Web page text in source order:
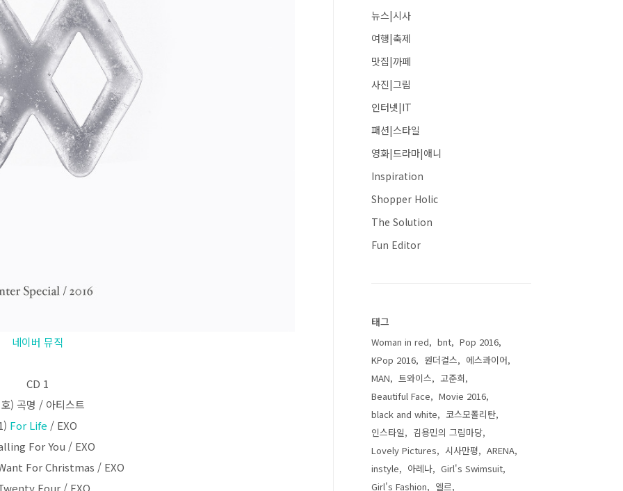
네이버 뮤직
CD 1
) 곡명 / 아티스트
For Life / EXO
For You / EXO
For Christmas / EXO
Four / EXO
뉴스|시사
여행|축제
맛집|까페
사진|그림
인터넷|IT
패션|스타일
영화|드라마|애니
Inspiration
Shopper Holic
The Solution
Fun Editor
태그
Woman in red bnt
Pop 2016
KPop 2016
원더걸스
에스콰이어
MAN
트와이스
고준희
Beautiful Face
Movie 2016
black and white
코스모폴리탄
인스타일
김용민의 그림마당
Lovely Pictures
시사만평
ARENA
instyle
아레나
Girl's Swimsuit
Girl's Fashion
엘르